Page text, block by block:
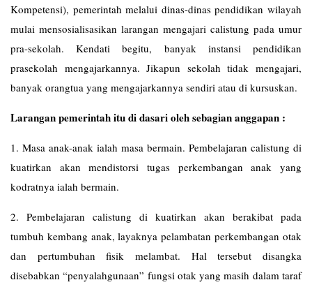
Kompetensi), pemerintah melalui dinas-dinas pendidikan wilayah
mulai mensosialisasikan larangan mengajari calistung pada umur
pra-sekolah. Kendati begitu, banyak instansi pendidikan
prasekolah mengajarkannya. Jikapun sekolah tidak mengajari,
banyak orangtua yang mengajarkannya sendiri atau di kursuskan.
Larangan pemerintah itu di dasari oleh sebagian anggapan :
1. Masa anak-anak ialah masa bermain. Pembelajaran calistung di
kuatirkan akan mendistorsi tugas perkembangan anak yang
kodratnya ialah bermain.
2. Pembelajaran calistung di kuatirkan akan berakibat pada
tumbuh kembang anak, layaknya pelambatan perkembangan otak
dan pertumbuhan fisik melambat. Hal tersebut disangka
disebabkan “penyalahgunaan” fungsi otak yang masih dalam taraf